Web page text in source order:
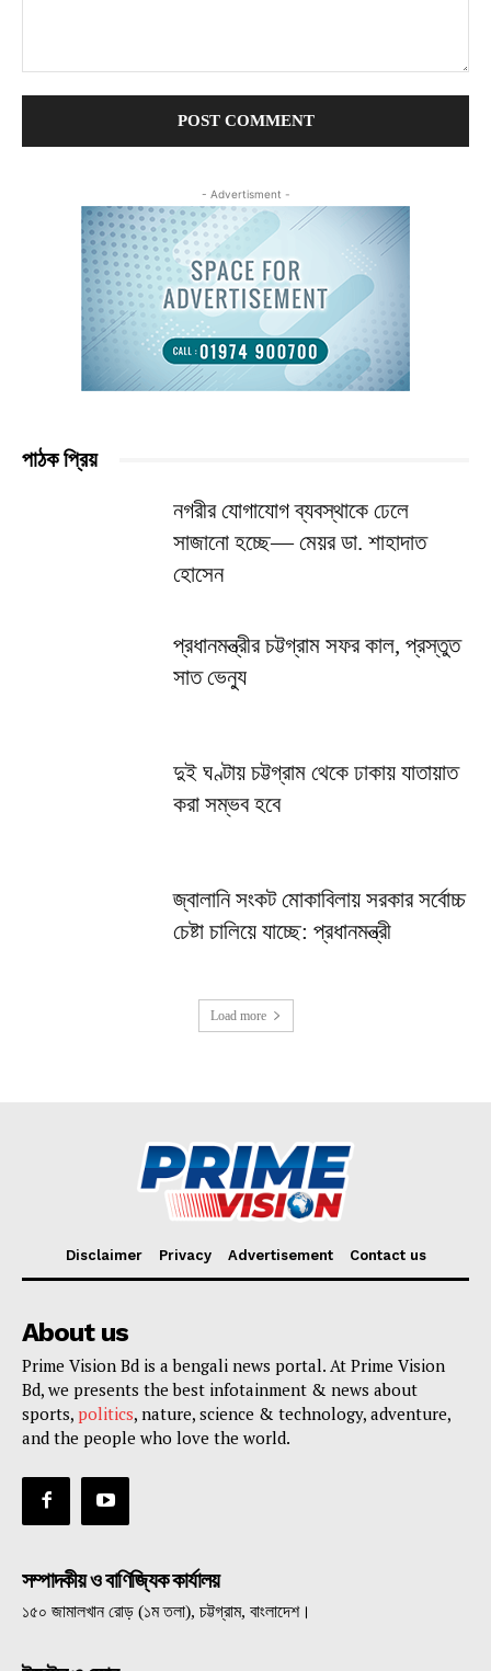
- Advertisment -
পাঠক প্রিয়
নগরীর যোগাযোগ ব্যবস্থাকে ঢেলে
সাজানো হচ্ছে— মেয়র ডা. শাহাদাত
হোসেন
প্রধানমন্ত্রীর চট্টগ্রাম সফর কাল, প্রস্তুত
সাত ভেন্যু
দুই ঘণ্টায় চট্টগ্রাম থেকে ঢাকায় যাতায়াত
করা সম্ভব হবে
জ্বালানি সংকট মোকাবিলায় সরকার সর্বোচ্চ
চেষ্টা চালিয়ে যাচ্ছে: প্রধানমন্ত্রী
Load more
Disclaimer Privacy Advertisement Contact us
About us
Prime Vision Bd is a bengali news portal. At Prime Vision
Bd, we presents the best infotainment & news about
sports, politics, nature, science & technology, adventure,
and the people who love the world.
সম্পাদকীয় ও বাণিজ্যিক কার্যালয়
১৫০ জামালখান রোড় (১ম তলা), চট্টগ্রাম, বাংলাদেশ।